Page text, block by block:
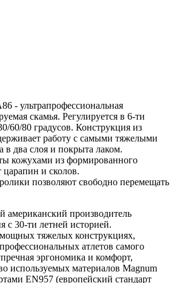
- ультрапрофессиональная
скамья. Регулируется в 6-ти
60/80 градусов. Конструкция из
работу с самыми тяжелыми
в два слоя и покрыта лаком.
кожухами из формированного
царапин и сколов.
позволяют свободно перемещать
производитель
с 30-ти летней историей.
тяжелых конструкциях,
атлетов самого
эргономика и комфорт,
используемых материалов Magnum
EN957 (европейский стандарт